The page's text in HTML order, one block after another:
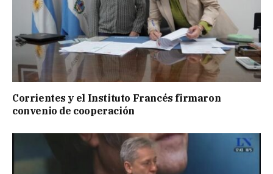
Corrientes y el Instituto Francés firmaron
convenio de cooperación